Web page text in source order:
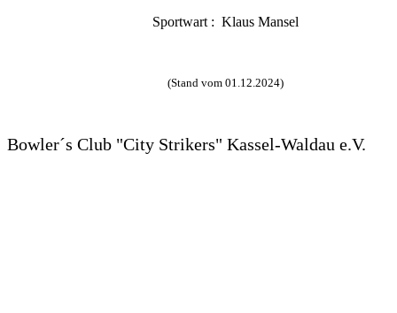
Sportwart : Klaus Mansel
(Stand vom 01.12.2024)
Bowler´s Club "City Strikers" Kassel-Waldau e.V.